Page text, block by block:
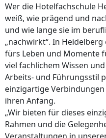
Wer die Hotelfachschule
weiß, wie prägend und
und wie lange sie im
„nachwirkt“. In
fürs Leben und Momente
viel fachlichem Wissen
Arbeits- und Führungsstil
einzigartige
ihren Anfang.
„Wir bieten für dieses
Rahmen und die